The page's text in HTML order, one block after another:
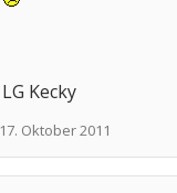
LG Kecky
17. Oktober 2011